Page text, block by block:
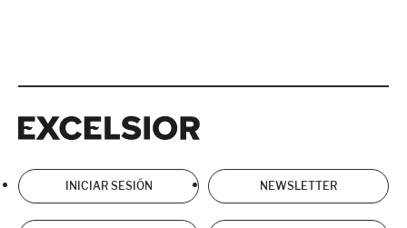
INICIAR SESIÓN NEWSLETTER